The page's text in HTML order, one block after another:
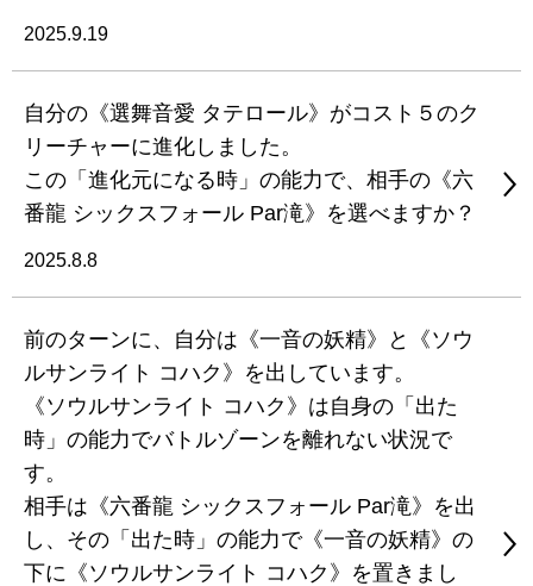
2025.9.19
自分の《選舞音愛 タテロール》がコスト５のク
リーチャーに進化しました。
この「進化元になる時」の能力で、相手の《六
番龍 シックスフォール Par滝》を選べますか？
2025.8.8
前のターンに、自分は《一音の妖精》と《ソウ
ルサンライト コハク》を出しています。
《ソウルサンライト コハク》は自身の「出た
時」の能力でバトルゾーンを離れない状況で
す。
相手は《六番龍 シックスフォール Par滝》を出
し、その「出た時」の能力で《一音の妖精》の
下に《ソウルサンライト コハク》を置きまし